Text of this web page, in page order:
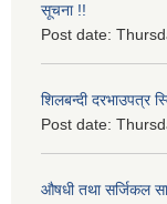
सूचना !!
Post date:
शिलबन्दी दरभाउपत्र
Post date:
औषधी तथा सर्जिकल